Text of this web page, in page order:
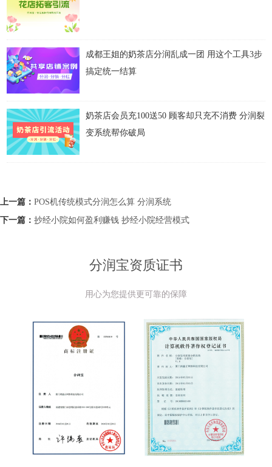
成都王姐的奶茶店分润乱成一团 用这个工具3步
搞定统一结算
奶茶店会员充100送50 顾客却只充不消费 分润裂
变系统帮你破局
上一篇： POS机传统模式分润怎么算 分润系统
下一篇： 抄经小院如何盈利赚钱 抄经小院经营模式
分润宝资质证书
用心为您提供更可靠的保障